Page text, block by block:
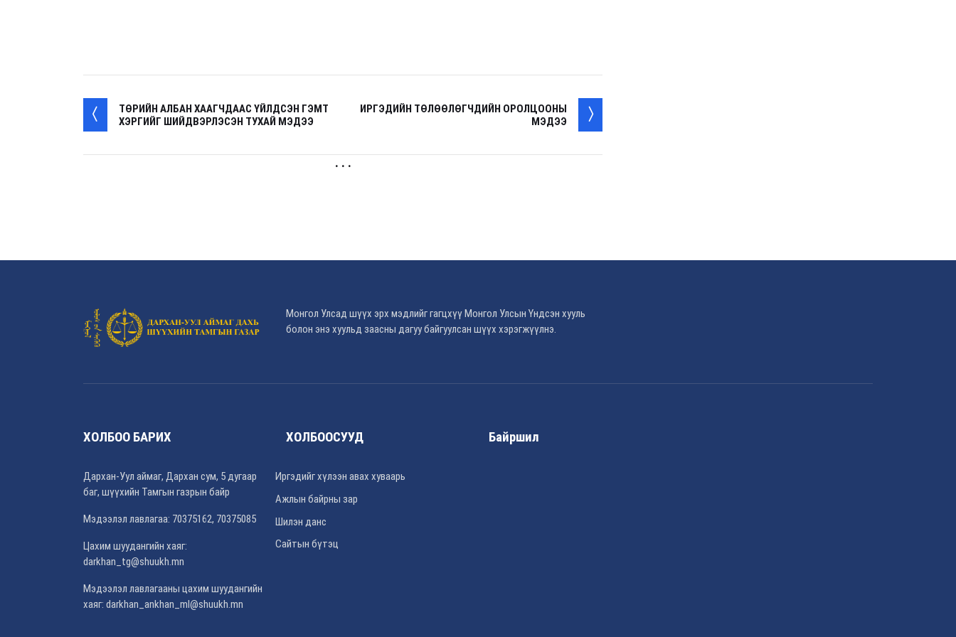
ТӨРИЙН АЛБАН ХААГЧДААС ҮЙЛДСЭН ГЭМТ
ХЭРГИЙГ ШИЙДВЭРЛЭСЭН ТУХАЙ МЭДЭЭ
ИРГЭДИЙН ТӨЛӨӨЛӨГЧДИЙН ОРОЛЦООНЫ
МЭДЭЭ
. . .
Монгол Улсад шүүх эрх мэдлийг гагцхүү Монгол Улсын Үндсэн хууль
болон энэ хуульд заасны дагуу байгуулсан шүүх хэрэгжүүлнэ.
ХОЛБОО БАРИХ
Дархан-Уул аймаг, Дархан сум, 5 дугаар
баг, шүүхийн Тамгын газрын байр
Мэдээлэл лавлагаа: 70375162, 70375085
Цахим шуудангийн хаяг:
darkhan_tg@shuukh.mn
Мэдээлэл лавлагааны цахим шуудангийн
хаяг: darkhan_ankhan_ml@shuukh.mn
ХОЛБООСУУД
Иргэдийг хүлээн авах хуваарь
Ажлын байрны зар
Шилэн данс
Сайтын бүтэц
Байршил